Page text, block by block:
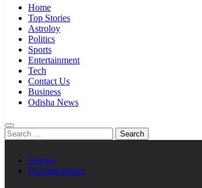
Home
Top Stories
Astroloy
Politics
Sports
Entertainment
Tech
Contact Us
Business
Odisha News
Search
for:
Demos
Documentation